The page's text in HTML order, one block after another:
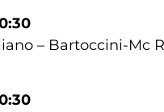
– Bartoccini-Mc